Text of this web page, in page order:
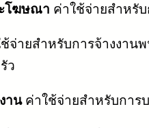
โฆษณา ค่าใช้จ่ายสำหรั
จ่ายสำหรับการจ้างงาน
ว
านค่าใช้จ่ายสำหรับการ